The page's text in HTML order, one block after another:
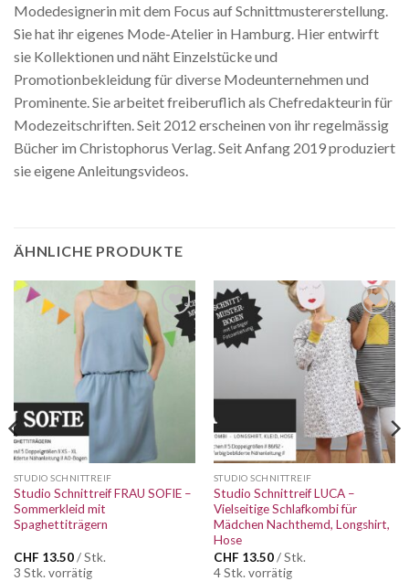
Modedesignerin mit dem Focus auf Schnittmustererstellung.
Sie hat ihr eigenes Mode-Atelier in Hamburg. Hier entwirft
sie Kollektionen und näht Einzelstücke und
Promotionbekleidung für diverse Modeunternehmen und
Prominente. Sie arbeitet freiberuflich als Chefredakteurin für
Modezeitschriften. Seit 2012 erscheinen von ihr regelmässig
Bücher im Christophorus Verlag. Seit Anfang 2019 produziert
sie eigene Anleitungsvideos.
ÄHNLICHE PRODUKTE
Auf die
Wunschliste
STUDIO SCHNITTREIF
Studio Schnittreif FRAU SOFIE –
Sommerkleid mit
Spaghettiträgern
CHF 13.50/ Stk.
3 Stk. vorrätig
Auf die
Wunschliste
STUDIO SCHNITTREIF
Studio Schnittreif LUCA –
Vielseitige Schlafkombi für
Mädchen Nachthemd, Longshirt,
Hose
CHF 13.50/ Stk.
4 Stk. vorrätig